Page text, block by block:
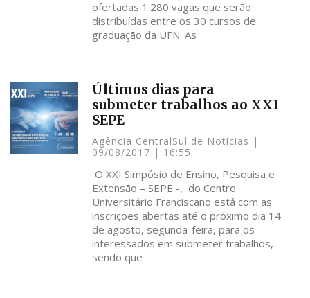
ofertadas 1.280 vagas que serão
distribuídas entre os 30 cursos de
graduação da UFN. As
Últimos dias para
submeter trabalhos ao XXI
SEPE
Agência CentralSul de Notícias
09/08/2017
16:55
O XXI Simpósio de Ensino, Pesquisa e
Extensão – SEPE -, do Centro
Universitário Franciscano está com as
inscrições abertas até o próximo dia 14
de agosto, segunda-feira, para os
interessados em submeter trabalhos,
sendo que